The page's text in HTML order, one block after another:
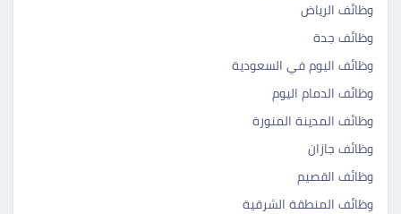
وظائف الرياض
وظائف جدة
وظائف اليوم في السعودية
وظائف الدمام اليوم
وظائف المدينة المنورة
وظائف جازان
وظائف القصيم
وظائف المنطقة الشرقية